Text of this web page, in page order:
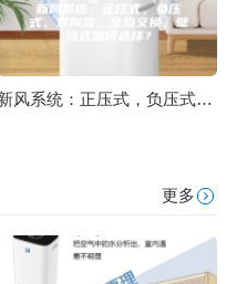
新风系统：正压式，负压式，双向流，全热交换，壁挂式如何选择？
更多